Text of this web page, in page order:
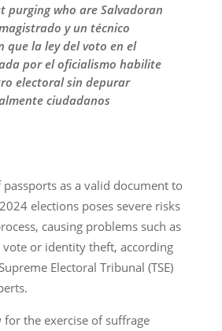
purging who are Salvadoran
y un técnico
que la ley del voto en el
por el oficialismo habilite
electoral sin depurar
ciudadanos
as a valid document to
elections poses severe risks
causing problems such as
or identity theft, according
Electoral Tribunal (TSE)
the exercise of suffrage